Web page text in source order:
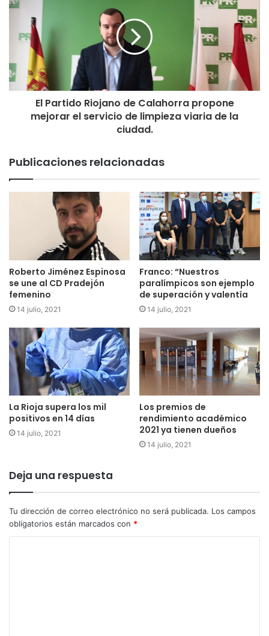
El Partido Riojano de Calahorra propone
mejorar el servicio de limpieza viaria de la
ciudad.
Publicaciones relacionadas
Roberto Jiménez Espinosa
se une al CD Pradejón
femenino
14 julio, 2021
Franco: “Nuestros
paralímpicos son ejemplo
de superación y valentía
14 julio, 2021
La Rioja supera los mil
positivos en 14 días
14 julio, 2021
Los premios de
rendimiento académico
2021 ya tienen dueños
14 julio, 2021
Deja una respuesta
Tu dirección de correo electrónico no será publicada. Los campos
obligatorios están marcados con *